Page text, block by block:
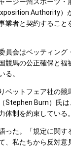
ージー州スポーツ・
Authority）
業者と契約すること
員会はベッティング
競馬の公正確保と福
る。
ベットフェア社の競
Stephen Burn）氏
体制を約束している。
った。「規定に関す
、私たちから反対意